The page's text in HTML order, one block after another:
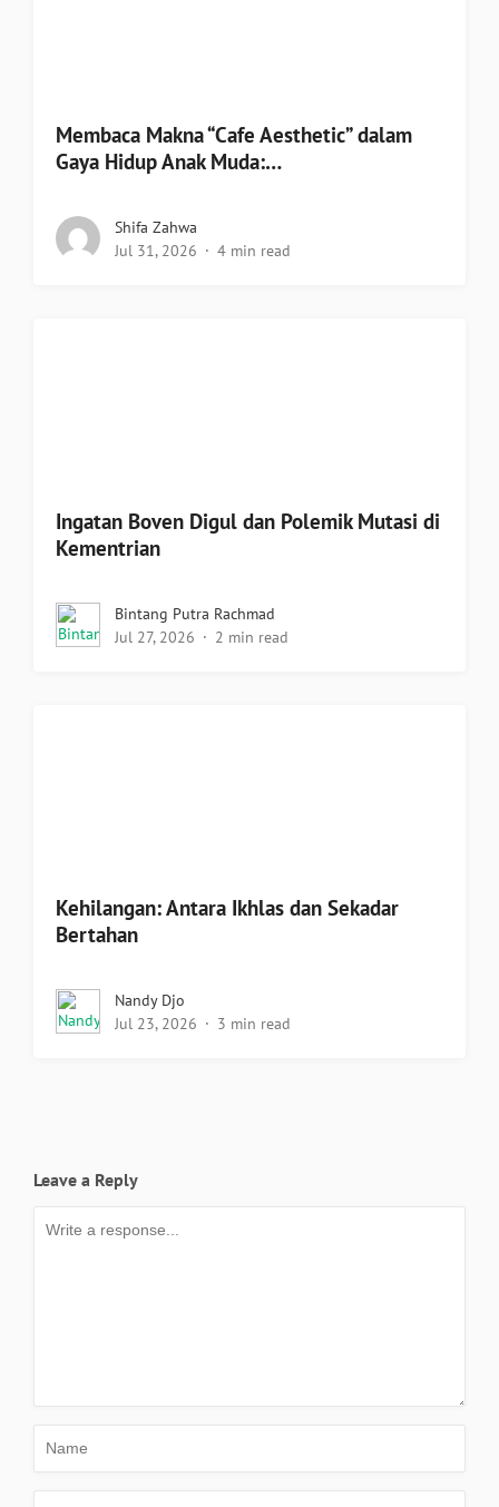
Membaca Makna “Cafe Aesthetic” dalam
Gaya Hidup Anak Muda:…
Shifa Zahwa
Jul 31, 2026
4 min read
Ingatan Boven Digul dan Polemik Mutasi di
Kementrian
Bintang Putra Rachmad
Jul 27, 2026
2 min read
Kehilangan: Antara Ikhlas dan Sekadar
Bertahan
Nandy Djo
Jul 23, 2026
3 min read
Leave a Reply